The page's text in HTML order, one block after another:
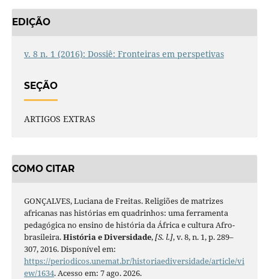
EDIÇÃO
v. 8 n. 1 (2016): Dossiê: Fronteiras em perspetivas
SEÇÃO
ARTIGOS EXTRAS
COMO CITAR
GONÇALVES, Luciana de Freitas. Religiões de matrizes
africanas nas histórias em quadrinhos: uma ferramenta
pedagógica no ensino de história da África e cultura Afro-
brasileira.História e Diversidade,[S. l.], v. 8, n. 1, p. 289–
307, 2016. Disponível em:
https://periodicos.unemat.br/historiaediversidade/article/vi
ew/1634. Acesso em: 7 ago. 2026.